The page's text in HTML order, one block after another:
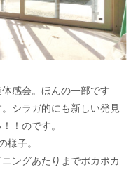
感会。ほんの一部です
シラガ的にも新しい発見
！のです。
様子。
ングあたりまでポカポカ